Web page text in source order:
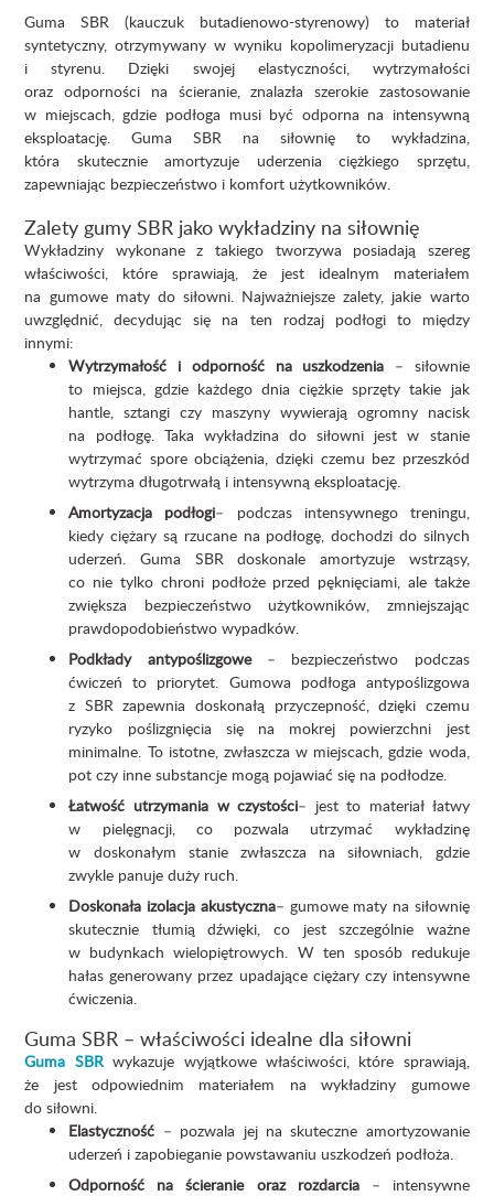
Guma SBR (kauczuk butadienowo-styrenowy) to materiał
syntetyczny, otrzymywany w wyniku kopolimeryzacji butadienu
i styrenu. Dzięki swojej elastyczności, wytrzymałości
oraz odporności na ścieranie, znalazła szerokie zastosowanie
w miejscach, gdzie podłoga musi być odporna na intensywną
eksploatację. Guma SBR na siłownię to wykładzina,
która skutecznie amortyzuje uderzenia ciężkiego sprzętu,
zapewniając bezpieczeństwo i komfort użytkowników.
Zalety gumy SBR jako wykładziny na siłownię
Wykładziny wykonane z takiego tworzywa posiadają szereg
właściwości, które sprawiają, że jest idealnym materiałem
na gumowe maty do siłowni. Najważniejsze zalety, jakie warto
uwzględnić, decydując się na ten rodzaj podłogi to między
innymi:
Wytrzymałość i odporność na uszkodzenia – siłownie
to miejsca, gdzie każdego dnia ciężkie sprzęty takie jak
hantle, sztangi czy maszyny wywierają ogromny nacisk
na podłogę. Taka wykładzina do siłowni jest w stanie
wytrzymać spore obciążenia, dzięki czemu bez przeszkód
wytrzyma długotrwałą i intensywną eksploatację.
Amortyzacja podłogi– podczas intensywnego treningu,
kiedy ciężary są rzucane na podłogę, dochodzi do silnych
uderzeń. Guma SBR doskonale amortyzuje wstrząsy,
co nie tylko chroni podłoże przed pęknięciami, ale także
zwiększa bezpieczeństwo użytkowników, zmniejszając
prawdopodobieństwo wypadków.
Podkłady antypoślizgowe– bezpieczeństwo podczas
ćwiczeń to priorytet. Gumowa podłoga antypoślizgowa
z SBR zapewnia doskonałą przyczepność, dzięki czemu
ryzyko poślizgnięcia się na mokrej powierzchni jest
minimalne. To istotne, zwłaszcza w miejscach, gdzie woda,
pot czy inne substancje mogą pojawiać się na podłodze.
Łatwość utrzymania w czystości– jest to materiał łatwy
w pielęgnacji, co pozwala utrzymać wykładzinę
w doskonałym stanie zwłaszcza na siłowniach, gdzie
zwykle panuje duży ruch.
Doskonała izolacja akustyczna– gumowe maty na siłownię
skutecznie tłumią dźwięki, co jest szczególnie ważne
w budynkach wielopiętrowych. W ten sposób redukuje
hałas generowany przez upadające ciężary czy intensywne
ćwiczenia.
Guma SBR – właściwości idealne dla siłowni
Guma SBRwykazuje wyjątkowe właściwości, które sprawiają,
że jest odpowiednim materiałem na wykładziny gumowe
do siłowni.
Elastyczność – pozwala jej na skuteczne amortyzowanie
uderzeń i zapobieganie powstawaniu uszkodzeń podłoża.
Odporność na ścieranie oraz rozdarcia– intensywne